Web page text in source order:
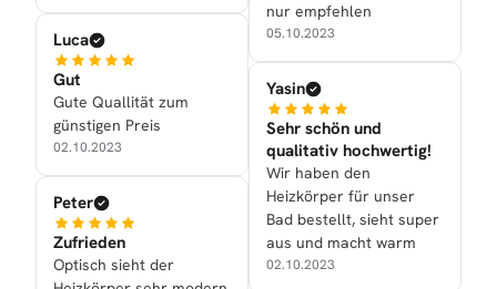
Luca
Gut
Gute Quallität zum
günstigen Preis
02.10.2023
Peter
Zufrieden
Optisch sieht der
nur empfehlen
05.10.2023
Yasin
Sehr schön und
qualitativ hochwertig!
Wir haben den
Heizkörper für unser
Bad bestellt, sieht super
aus und macht warm
02.10.2023